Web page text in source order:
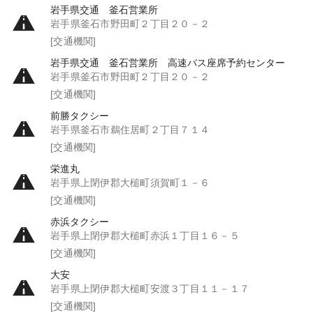
岩手県交通 釜石営業所
岩手県釜石市野田町２丁目２０－２
[交通機関]
岩手県交通 釜石営業所 高速バス座席予約センター
岩手県釜石市野田町２丁目２０－２
[交通機関]
前勝タクシー
岩手県釜石市鵜住居町２丁目７１４
[交通機関]
栄進丸
岩手県上閉伊郡大槌町須賀町１－６
[交通機関]
赤浜タクシー
岩手県上閉伊郡大槌町赤浜１丁目１６－５
[交通機関]
大安
岩手県上閉伊郡大槌町安渡３丁目１１－１７
[交通機関]